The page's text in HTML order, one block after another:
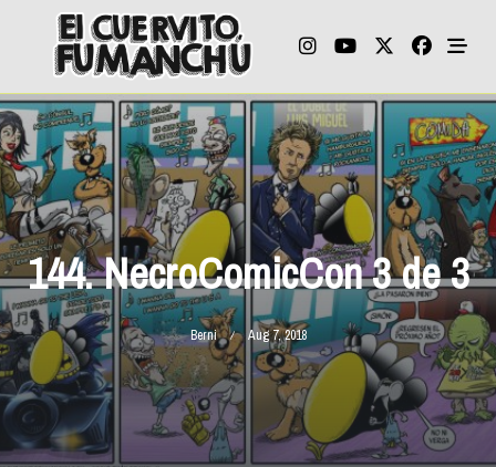
content
144. NecroComicCon 3 de 3
Berni Aug 7, 2018